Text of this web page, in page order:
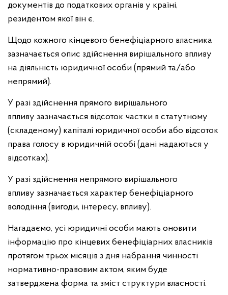
документів до податкових органів у країні,
резидентом якої він є.
Щодо кожного кінцевого бенефіціарного власника
зазначається опис здійснення вирішального впливу
на діяльність юридичної особи (прямий та/або
непрямий).
У разі здійснення прямого вирішального
впливу зазначається відсоток частки в статутному
(складеному) капіталі юридичної особи або відсоток
права голосу в юридичній особі (дані надаються у
відсотках).
У разі здійснення непрямого вирішального
впливу зазначається характер бенефіціарного
володіння (вигоди, інтересу, впливу).
Нагадаємо, усі юридичні особи мають оновити
інформацію про кінцевих бенефіціарних власників
протягом трьох місяців з дня набрання чинності
нормативно-правовим актом, яким буде
затверджена форма та зміст структури власності.